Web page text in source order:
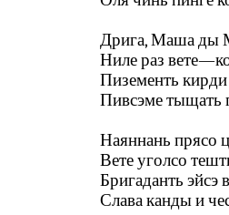
Дрига, Маша
Ниле раз
Пизементь
Пивсэме тыщать
Наяннань прясо
Вете уголсо
Бригаданть эйсэ
Слава канды и